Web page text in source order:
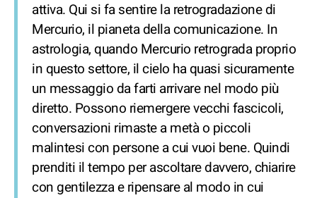
attiva. Qui si fa sentire la retrogradazione di
Mercurio, il pianeta della comunicazione. In
astrologia, quando Mercurio retrograda proprio
in questo settore, il cielo ha quasi sicuramente
un messaggio da farti arrivare nel modo più
diretto. Possono riemergere vecchi fascicoli,
conversazioni rimaste a metà o piccoli
malintesi con persone a cui vuoi bene. Quindi
prenditi il tempo per ascoltare davvero, chiarire
con gentilezza e ripensare al modo in cui